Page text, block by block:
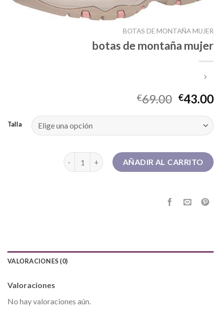
BOTAS DE MONTAÑA MUJER
botas de montaña mujer
€69.00 €43.00
Talla
botas de montaña mujer cantidad
AÑADIR AL CARRITO
VALORACIONES (0)
Valoraciones
No hay valoraciones aún.